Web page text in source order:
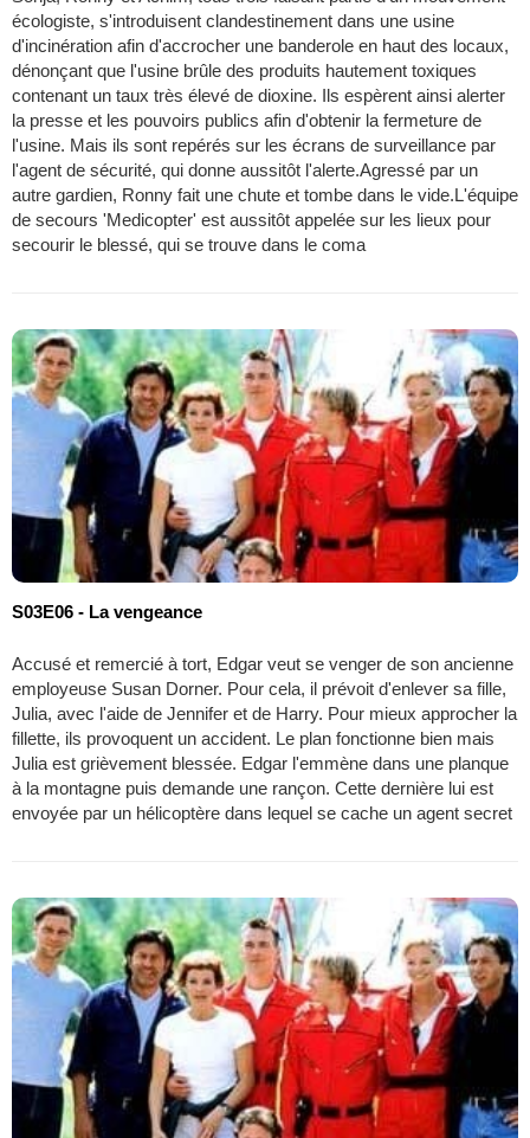
écologiste, s'introduisent clandestinement dans une usine
d'incinération afin d'accrocher une banderole en haut des locaux,
dénonçant que l'usine brûle des produits hautement toxiques
contenant un taux très élevé de dioxine. Ils espèrent ainsi alerter
la presse et les pouvoirs publics afin d'obtenir la fermeture de
l'usine. Mais ils sont repérés sur les écrans de surveillance par
l'agent de sécurité, qui donne aussitôt l'alerte.Agressé par un
autre gardien, Ronny fait une chute et tombe dans le vide.L'équipe
de secours 'Medicopter' est aussitôt appelée sur les lieux pour
secourir le blessé, qui se trouve dans le coma
S03E06 - La vengeance
Accusé et remercié à tort, Edgar veut se venger de son ancienne
employeuse Susan Dorner. Pour cela, il prévoit d'enlever sa fille,
Julia, avec l'aide de Jennifer et de Harry. Pour mieux approcher la
fillette, ils provoquent un accident. Le plan fonctionne bien mais
Julia est grièvement blessée. Edgar l'emmène dans une planque
à la montagne puis demande une rançon. Cette dernière lui est
envoyée par un hélicoptère dans lequel se cache un agent secret